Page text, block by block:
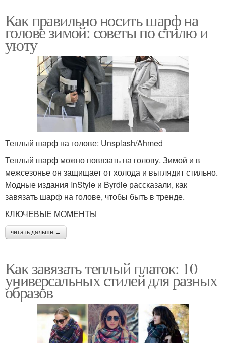
Как правильно носить шарф на
голове зимой: советы по стилю и
уюту
Теплый шарф на голове: Unsplash/Ahmed
Теплый шарф можно повязать на голову. Зимой и в
межсезонье он защищает от холода и выглядит стильно.
Модные издания InStyle и Byrdie рассказали, как
завязать шарф на голове, чтобы быть в тренде.
КЛЮЧЕВЫЕ МОМЕНТЫ
читать дальше →
Как завязать теплый платок: 10
универсальных стилей для разных
образов